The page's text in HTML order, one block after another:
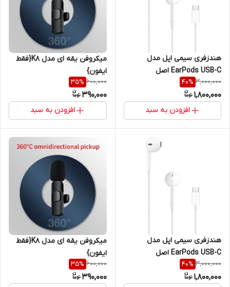
هندزفری سیمی اپل مدل
EarPods USB-C اصل
3,000,000
40%
1,800,000
افزودن به سبد
میکروفن یقه ای مدل K8{فقط
ایفون}
600,000
35%
390,000
افزودن به سبد
هندزفری سیمی اپل مدل
EarPods USB-C اصل
3,000,000
40%
1,800,000
میکروفن یقه ای مدل K8{فقط
ایفون}
600,000
35%
390,000